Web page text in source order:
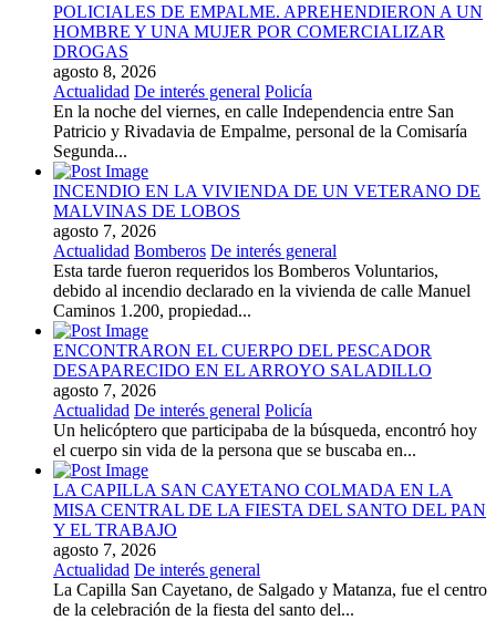
POLICIALES DE EMPALME. APREHENDIERON A UN
HOMBRE Y UNA MUJER POR COMERCIALIZAR
DROGAS
agosto 8, 2026
Actualidad De interés general Policía
En la noche del viernes, en calle Independencia entre San
Patricio y Rivadavia de Empalme, personal de la Comisaría
Segunda...
INCENDIO EN LA VIVIENDA DE UN VETERANO DE
MALVINAS DE LOBOS
agosto 7, 2026
Actualidad Bomberos De interés general
Esta tarde fueron requeridos los Bomberos Voluntarios,
debido al incendio declarado en la vivienda de calle Manuel
Caminos 1.200, propiedad...
ENCONTRARON EL CUERPO DEL PESCADOR
DESAPARECIDO EN EL ARROYO SALADILLO
agosto 7, 2026
Actualidad De interés general Policía
Un helicóptero que participaba de la búsqueda, encontró hoy
el cuerpo sin vida de la persona que se buscaba en...
LA CAPILLA SAN CAYETANO COLMADA EN LA
MISA CENTRAL DE LA FIESTA DEL SANTO DEL PAN
Y EL TRABAJO
agosto 7, 2026
Actualidad De interés general
La Capilla San Cayetano, de Salgado y Matanza, fue el centro
de la celebración de la fiesta del santo del...